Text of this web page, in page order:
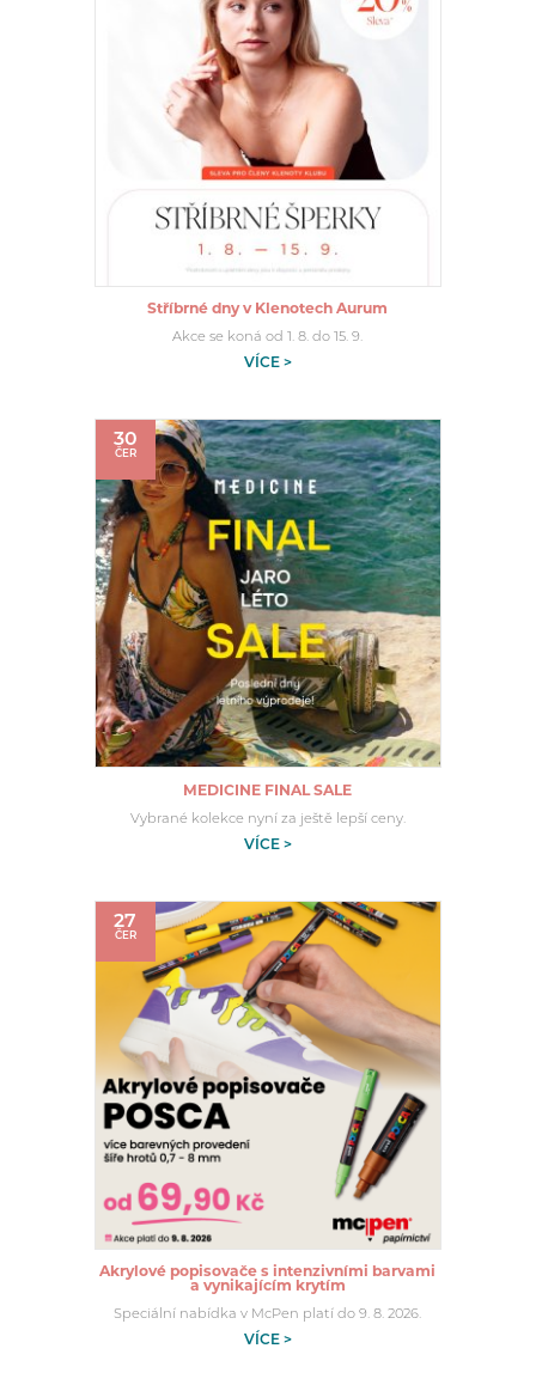
Stříbrné dny v Klenotech Aurum
Akce se koná od 1. 8. do 15. 9.
VÍCE >
30
ČER
MEDICINE FINAL SALE
Vybrané kolekce nyní za ještě lepší ceny.
VÍCE >
27
ČER
Akrylové popisovače s intenzivními barvami
a vynikajícím krytím
Speciální nabídka v McPen platí do 9. 8. 2026.
VÍCE >